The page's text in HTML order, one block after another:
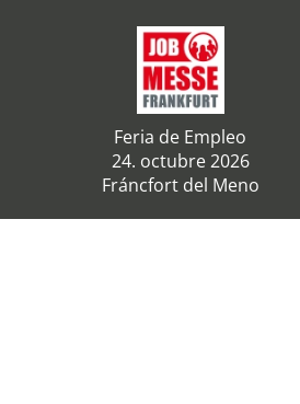
Feria de Empleo
24. octubre 2026
Fráncfort del Meno